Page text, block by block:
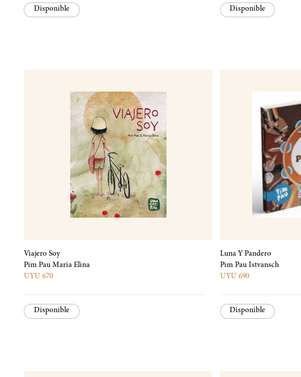
Disponible Disponible
Viajero Soy
Pim Pau Maria Elina
UYU 670
Disponible
Luna Y Pandero
Pim Pau Istvansch
UYU 690
Disponible